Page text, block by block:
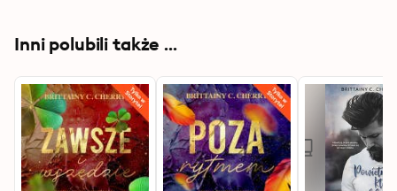
Inni polubili także ...